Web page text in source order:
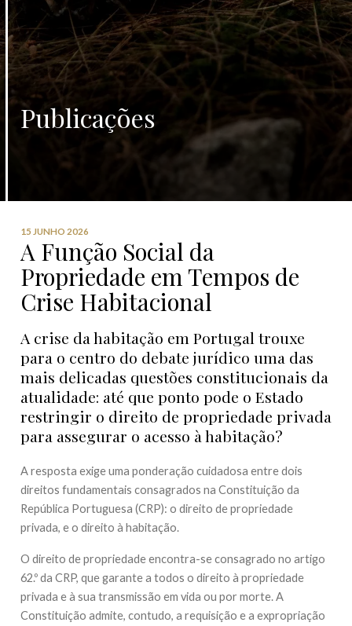
Publicações
15 JUNHO 2026
A Função Social da
Propriedade em Tempos de
Crise Habitacional
A crise da habitação em Portugal trouxe
para o centro do debate jurídico uma das
mais delicadas questões constitucionais da
atualidade: até que ponto pode o Estado
restringir o direito de propriedade privada
para assegurar o acesso à habitação?
A resposta exige uma ponderação cuidadosa entre dois
direitos fundamentais consagrados na Constituição da
República Portuguesa (CRP): o direito de propriedade
privada, e o direito à habitação.
O direito de propriedade encontra-se consagrado no artigo
62.º da CRP, que garante a todos o direito à propriedade
privada e à sua transmissão em vida ou por morte. A
Constituição admite, contudo, a requisição e a expropriação